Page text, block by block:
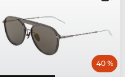
40 %